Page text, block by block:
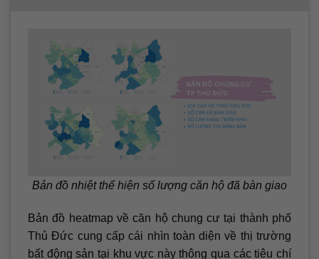
Bản đồ nhiệt thể hiện số lượng căn hộ đã bàn giao
Bản đồ heatmap về căn hộ chung cư tại thành phố
Thủ Đức cung cấp cái nhìn toàn diện về thị trường
bất động sản tại khu vực này thông qua các tiêu chí